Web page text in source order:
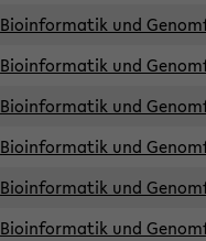
Bioinformatik und
Bioinformatik und
Bioinformatik und
Bioinformatik und
Bioinformatik und
Bioinformatik und